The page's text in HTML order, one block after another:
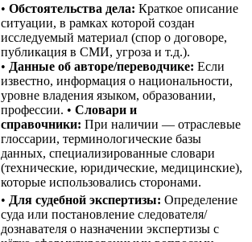
• Обстоятельства дела: Краткое описание
ситуации, в рамках которой создан
исследуемый материал (спор о договоре,
публикация в СМИ, угроза и т.д.).
• Данные об авторе/переводчике: Если
известно, информация о национальности,
уровне владения языком, образовании,
профессии. • Словари и
справочники: При наличии — отраслевые
глоссарии, терминологические базы
данных, специализированные словари
(технические, юридические, медицинские),
которые использовались сторонами.
• Для судебной экспертизы: Определение
суда или постановление следователя/
дознавателя о назначении экспертизы с